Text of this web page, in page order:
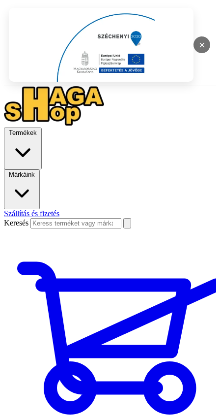
×
Termékek
Márkáink
Szállítás és fizetés
Keresés